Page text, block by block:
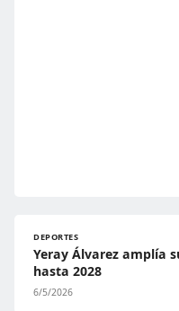
DEPORTES
Yeray Álvarez amplía
hasta 2028
6/5/2026